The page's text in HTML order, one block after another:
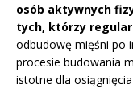
osób aktywnych
tych, którzy
odbudowę mięśni po
procesie budowania
istotne dla